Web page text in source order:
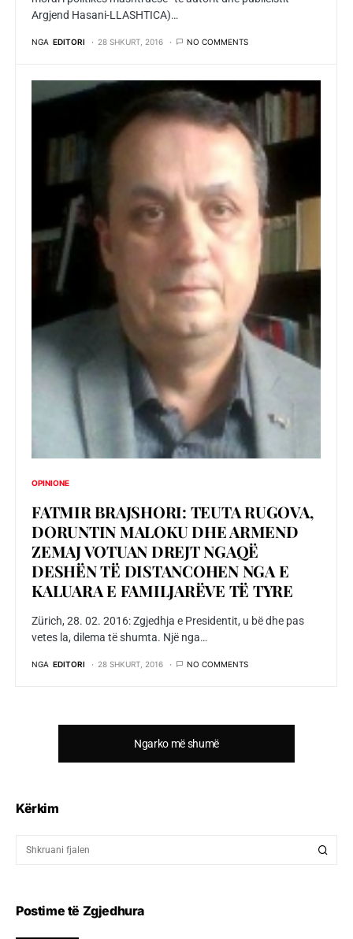
Argjend Hasani-LLASHTICA)…
NGA EDITORI 28 SHKURT, 2016 NO COMMENTS
OPINIONE
FATMIR BRAJSHORI: TEUTA RUGOVA,
DORUNTIN MALOKU DHE ARMEND
ZEMAJ VOTUAN DREJT NGAQË
DESHËN TË DISTANCOHEN NGA E
KALUARA E FAMILJARËVE TË TYRE
Zürich, 28. 02. 2016: Zgjedhja e Presidentit, u bë dhe pas
vetes la, dilema të shumta. Një nga…
NGA EDITORI 28 SHKURT, 2016 NO COMMENTS
Ngarko më shumë
Kërkim
Postime të Zgjedhura